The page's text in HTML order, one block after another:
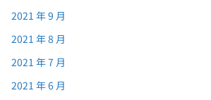
2021 年 9 月
2021 年 8 月
2021 年 7 月
2021 年 6 月